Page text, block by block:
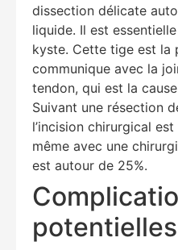
dissection délicate
liquide. Il est
kyste. Cette tige est la
communique avec la
tendon, qui est la
Suivant une résection
l’incision chirurgical
même avec une
est autour de 25%.
potentielles
Education Al
Hello! How can I assist you